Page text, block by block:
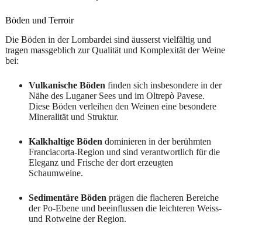
Böden und Terroir
Die Böden in der Lombardei sind äusserst vielfältig und
tragen massgeblich zur Qualität und Komplexität der Weine
bei:
Vulkanische Böden finden sich insbesondere in der
Nähe des Luganer Sees und im Oltrepò Pavese.
Diese Böden verleihen den Weinen eine besondere
Mineralität und Struktur.
Kalkhaltige Böden dominieren in der berühmten
Franciacorta-Region und sind verantwortlich für die
Eleganz und Frische der dort erzeugten
Schaumweine.
Sedimentäre Böden prägen die flacheren Bereiche
der Po-Ebene und beeinflussen die leichteren Weiss-
und Rotweine der Region.